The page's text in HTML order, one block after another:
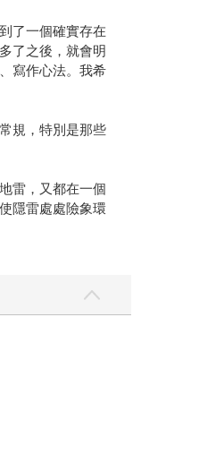
了一個確實存在
了之後，就會明
寫作心法。我希
規，特別是那些
雷，又都在一個
隱雷處處險象環